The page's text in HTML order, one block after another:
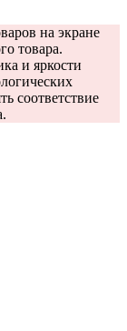
на экране
товара.
и яркости
соответствие